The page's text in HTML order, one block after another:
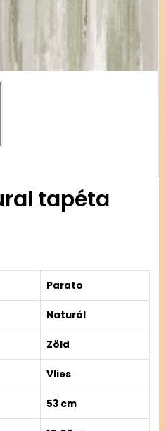
tapéta
Parato
Naturál
Zöld
Vlies
53 cm